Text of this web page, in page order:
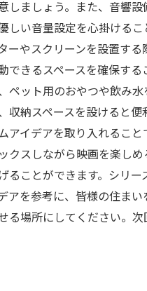
しましょう。また、音響設
しい音量設定を心掛けるこ
ーやスクリーンを設置する
できるスペースを確保する
ペット用のおやつや飲み
収納スペースを設けると便
アイデアを取り入れること
クスしながら映画を楽し
ることができます。シリー
アを参考に、皆様の住まい
る場所にしてください。次